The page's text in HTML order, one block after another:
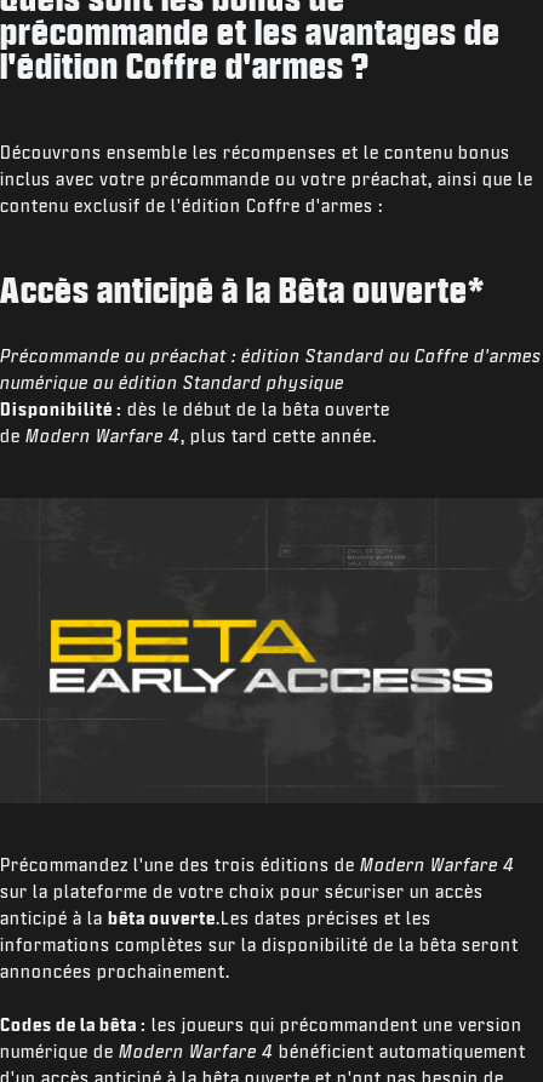
précommande et les avantages de
l'édition Coffre d'armes ?
Découvrons ensemble les récompenses et le contenu bonus
inclus avec votre précommande ou votre préachat, ainsi que le
contenu exclusif de l'édition Coffre d'armes :
Accès anticipé à la Bêta ouverte*
Précommande ou préachat : édition Standard ou Coffre d'armes
numérique ou édition Standard physique
Disponibilité : dès le début de la bêta ouverte
de Modern Warfare 4, plus tard cette année.
Précommandez l'une des trois éditions de Modern Warfare 4
sur la plateforme de votre choix pour sécuriser un accès
anticipé à la bêta ouverte.Les dates précises et les
informations complètes sur la disponibilité de la bêta seront
annoncées prochainement.
Codes de la bêta : les joueurs qui précommandent une version
numérique de Modern Warfare 4 bénéficient automatiquement
d'un accès anticipé à la bêta ouverte et n'ont pas besoin de